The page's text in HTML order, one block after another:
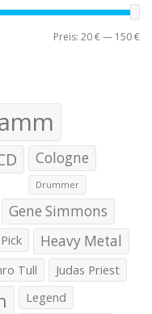
Preis: 20 €— 150 €
Cologne
Drummer
Gene Simmons
Heavy Metal
Tull Judas Priest
Legend